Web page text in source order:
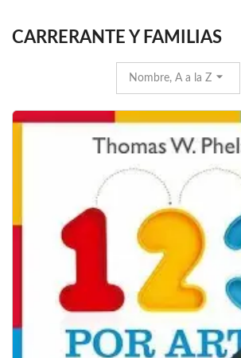
CARRERANTE Y FAMILIAS
Nombre, A a la Z